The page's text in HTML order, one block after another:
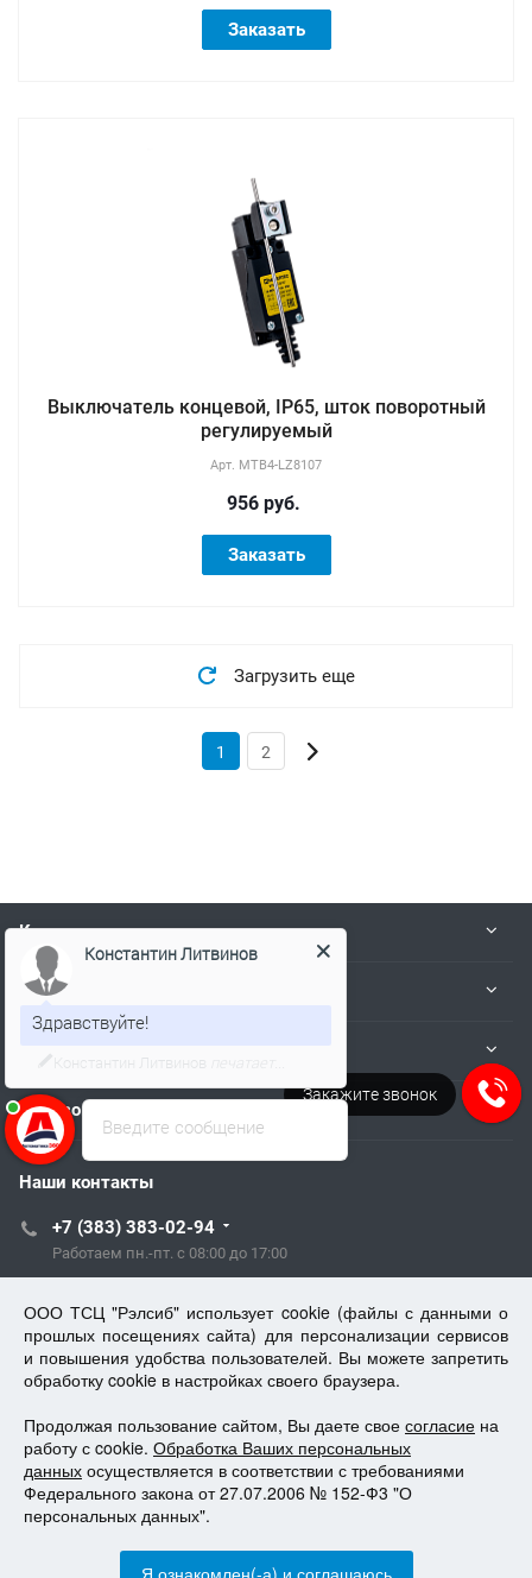
Заказать
Выключатель концевой, IP65, шток поворотный
регулируемый
Арт. MTB4-LZ8107
956 руб.
Заказать
Загрузить еще
1 2
Компания
Деятельность
Информация
Пользователям
Наши контакты
+7 (383) 383-02-94
Работаем пн.-пт. с 08:00 до 17:00
Новосибирск, Немировича-Данченко, 128/1
tech@kip.su
Все права защищены.
ООО ТСЦ "Рэлсиб" использует cookie (файлы с данными о
прошлых посещениях сайта) для персонализации сервисов
и повышения удобства пользователей. Вы можете запретить
обработку cookie в настройках своего браузера.
Продолжая пользование сайтом, Вы даете свое согласие на
работу с cookie. Обработка Ваших персональных
данных осуществляется в соответствии с требованиями
Федерального закона от 27.07.2006 № 152-Ф3 "О
персональных данных".
Я ознакомлен(-а) и соглашаюсь
Напишите нам в VK
Введите сообщение
Константин Литвинов
Здравствуйте!